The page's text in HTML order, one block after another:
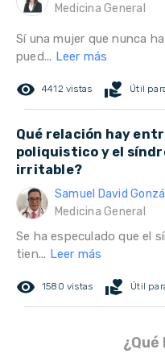
Medicina General
Sí una mujer que nunca
pued... Leer más
remove_red_eye 4412 vistas volunteer_activism Útil
Qué relación hay
poliquistico y el
irritable?
Samuel David
Medicina General
Se ha especulado que el
tien... Leer más
remove_red_eye 1580 vistas volunteer_activism Útil